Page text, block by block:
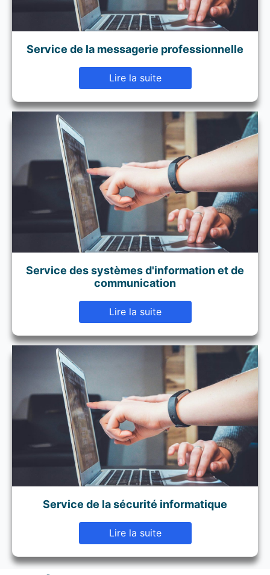
Service de la messagerie professionnelle
Lire la suite
Service des systèmes d'information et de
communication
Lire la suite
Service de la sécurité informatique
Lire la suite